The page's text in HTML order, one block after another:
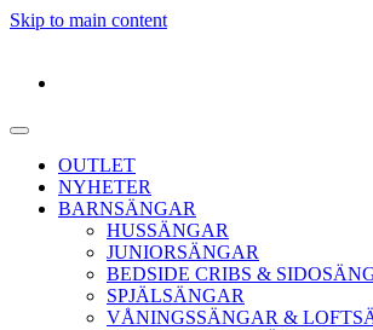
Skip to main content
OUTLET
NYHETER
BARNSÄNGAR
HUSSÄNGAR
JUNIORSÄNGAR
BEDSIDE CRIBS &
SPJÄLSÄNGAR
VÅNINGSSÄNGAR &